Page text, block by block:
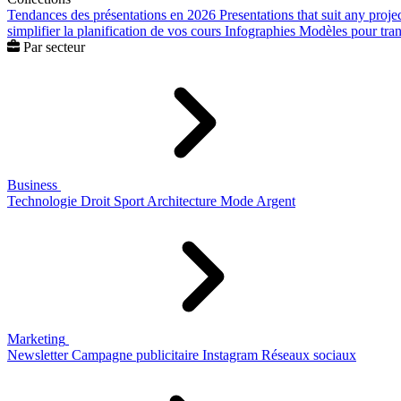
Tendances des présentations en 2026 Presentations that suit any
simplifier la planification de vos cours Infographies Modèles pour
Par secteur
Business
Technologie Droit Sport Architecture Mode Argent
Marketing
Newsletter Campagne publicitaire Instagram Réseaux sociaux